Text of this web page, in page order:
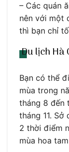
– Các quán
nên với một
thì bạn chỉ
Du lịch Hà
Bạn có thể
mùa trong
tháng 8 đến
tháng 11.
2 thời điểm
mùa hoa